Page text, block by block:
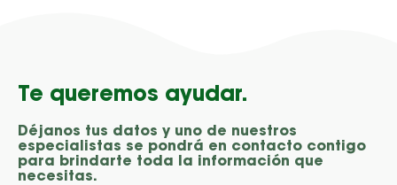
Te queremos ayudar.
Déjanos tus datos y uno de nuestros
especialistas se pondrá en contacto contigo
para brindarte toda la información que
necesitas.